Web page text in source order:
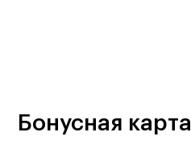
Бонусная карта